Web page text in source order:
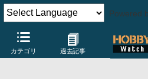
Powered
カテゴリ 過去記事